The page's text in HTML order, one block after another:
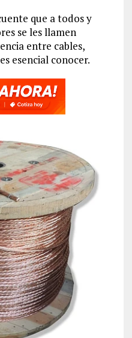
que a todos y
se les llamen
entre cables,
esencial conocer.